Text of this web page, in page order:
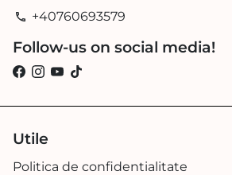
phone +40760693579
Follow-us on social media!
Utile
Politica de confidentialitate